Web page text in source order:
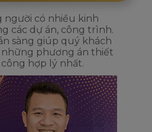
người có nhiều kinh
các dự án, công trình.
sàng giúp quý khách
những phương án thiết
hợp lý nhất.